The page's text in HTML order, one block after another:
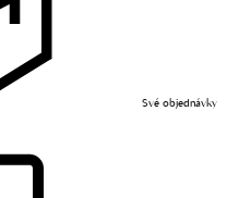
Své objednávky